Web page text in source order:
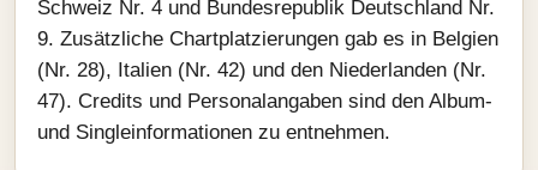
Schweiz Nr. 4 und Bundesrepublik Deutschland Nr.
9. Zusätzliche Chartplatzierungen gab es in Belgien
(Nr. 28), Italien (Nr. 42) und den Niederlanden (Nr.
47). Credits und Personalangaben sind den Album-
und Singleinformationen zu entnehmen.